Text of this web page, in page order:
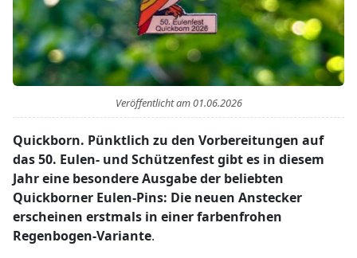
Veröffentlicht am01.06.2026
Quickborn. Pünktlich zu den Vorbereitungen auf
das 50. Eulen- und Schützenfest gibt es in diesem
Jahr eine besondere Ausgabe der beliebten
Quickborner Eulen-Pins: Die neuen Anstecker
erscheinen erstmals in einer farbenfrohen
Regenbogen-Variante.